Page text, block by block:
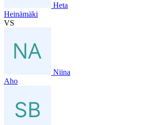
Heta
Heinämäki
VS
Niina
Aho